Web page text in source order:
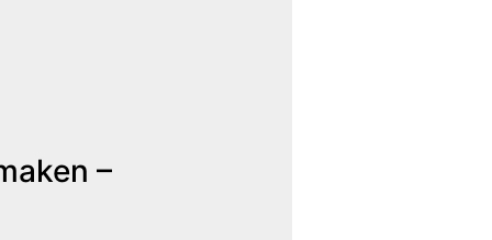
–